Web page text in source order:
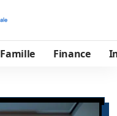
Famille Finance